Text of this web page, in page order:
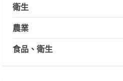
衛生
農業
食品、衛生